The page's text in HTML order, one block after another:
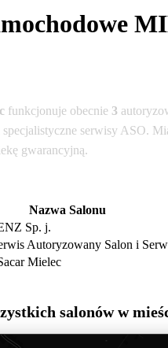
funkcjonuje obecnie 3
serwisy ASO.
gwarancyjną.
Nazwa Salonu
Sp. j.
Autoryzowany Salon i
Mielec
salonów w